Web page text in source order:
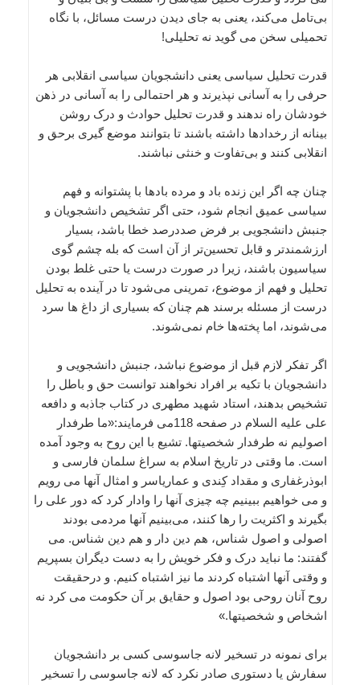
بی‌‌تامل می‌‌کند، یعنی به جای دیدن درست مسائل، با نگاه
تحمیلی سخن می گوید نه تحلیلی!
قدرت تحلیل سیاسی یعنی دانشجویان سیاسی انقلابی هر
حرفی را به آسانی نپذیرند و هر احتمالی را به آسانی در ذهن
خودشان راه ندهند و قدرت تحلیل حوادث و درک روشن
بینانه از رخدادها داشته باشند تا بتوانند موضع گیری برحق و
انقلابی کنند و بی‌‌تفاوت و خنثی نباشند.
چنان چه اگر این زنده باد و مرده بادها با پشتوانه و فهم
سیاسی عمیق انجام شود، حتی اگر تشخیص دانشجویان و
جنبش دانشجویی بر فرض صددرصد خطا باشد، بسیار
ارزشمندتر و قابل تحسین‌‌تر از آن است که بله چشم گوی
سیاسیون باشند، زیرا در صورت درست یا حتی غلط بودن
تحلیل و فهم از موضوع، تمرینی می‌‌شود تا در آینده به تحلیل
درست از مسئله برسند هم چنان که بسیاری از داغ ها سرد
می‌‌شوند، اما پخته‌‌ها خام نمی‌‌شوند.
اگر تفکر لازم قبل از موضوع نباشد، جنبش دانشجویی و
دانشجویان با تکیه بر افراد نخواهند توانست حق و باطل را
تشخیص بدهند، استاد شهید مطهری در کتاب جاذبه و دافعه
علی علیه السلام در صفحه 118می فرمایند:«ما طرفدار
اصولیم نه طرفدار شخصیتها. تشیع با این روح به وجود آمده
است. ما وقتی در تاریخ اسلام به سراغ سلمان فارسی و
ابوذرغفاری و مقداد کِندی و عماریاسر و امثال آنها می رویم
و می خواهیم ببینیم چه چیزی آنها را وادار کرد که دور علی را
بگیرند و اکثریت را رها کنند، می‌‌بینیم آنها مردمی بودند
اصولی و اصول شناس، هم دین دار و هم دین شناس. می
گفتند: ما نباید درک و فکر خویش را به دست دیگران بسپریم
و وقتی آنها اشتباه کردند ما نیز اشتباه کنیم. و درحقیقت
روح آنان روحی بود اصول و حقایق بر آن حکومت می کرد نه
اشخاص و شخصیتها.»
برای نمونه در تسخیر لانه جاسوسی کسی بر دانشجویان
سفارش یا دستوری صادر نکرد که لانه جاسوسی را تسخیر